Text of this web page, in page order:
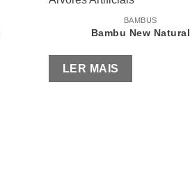
BAMBUS
Bambu New Natural
LER MAIS